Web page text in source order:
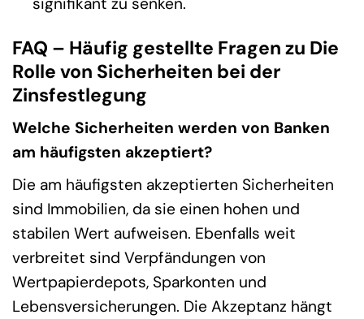
FAQ – Häufig gestellte Fragen zu Die
Rolle von Sicherheiten bei der
Zinsfestlegung
Welche Sicherheiten werden von Banken
am häufigsten akzeptiert?
Die am häufigsten akzeptierten Sicherheiten
sind Immobilien, da sie einen hohen und
stabilen Wert aufweisen. Ebenfalls weit
verbreitet sind Verpfändungen von
Wertpapierdepots, Sparkonten und
Lebensversicherungen. Die Akzeptanz hängt